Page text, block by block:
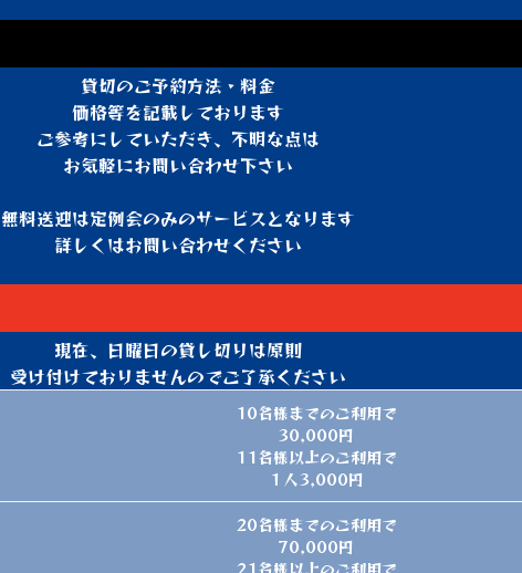
貸切のご予約方法・料金
価格等を記載しております
ご参考にしていただき、不明な点は
お気軽にお問い合わせ下さい
無料送迎は定例会のみのサービスとなります
詳しくはお問い合わせください
現在、日曜日の貸し切りは原則
受け付けておりませんのでご了承ください
10名様までのご利用で
30,000円
11名様以上のご利用で
１人3,000円
20名様までのご利用で
70,000円
21名様以上のご利用で